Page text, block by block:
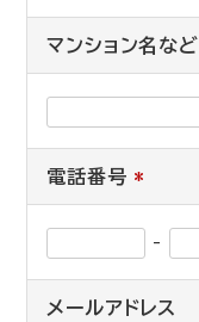
マンション名など
電話番号 *
-
メールアドレス